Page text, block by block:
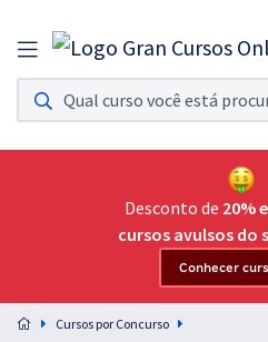
Assinatura Ilimitada 11
Acesso a todos os cursos. Teste grátis por 7
Assinatura OAB Até Passar
Acesso ilimitado a toda preparação para o
Preparação completa e intensiva para as
residências em saúde do Brasil
Desconto de 20%
cursos avulsos do
Conhecer
Cursos por Concurso